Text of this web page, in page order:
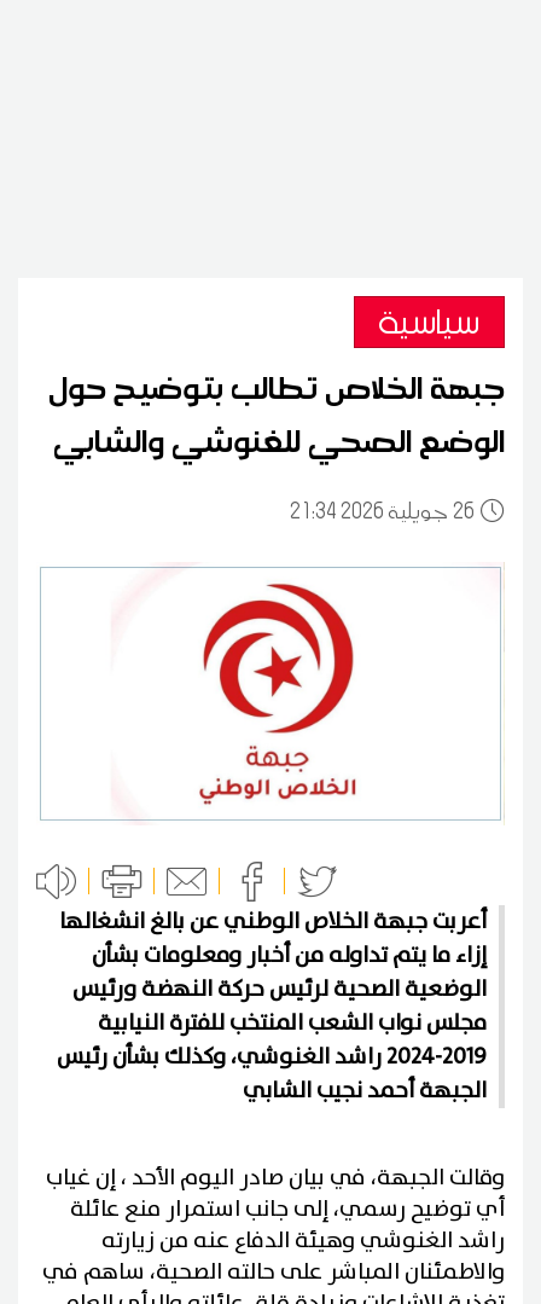
سياسية
جبهة الخلاص تطالب بتوضيح حول
الوضع الصحي للغنوشي والشابي
26 21:34 2026 جويلية
أعربت جبهة الخلاص الوطني عن بالغ انشغالها
إزاء ما يتم تداوله من أخبار ومعلومات بشأن
الوضعية الصحية لرئيس حركة النهضة ورئيس
مجلس نواب الشعب المنتخب للفترة النيابية
2019-2024 راشد الغنوشي، وكذلك بشأن رئيس
الجبهة أحمد نجيب الشابي
وقالت الجبهة، في بيان صادر اليوم الأحد ، إن غياب
أي توضيح رسمي، إلى جانب استمرار منع عائلة
راشد الغنوشي وهيئة الدفاع عنه من زيارته
والاطمئنان المباشر على حالته الصحية، ساهم في